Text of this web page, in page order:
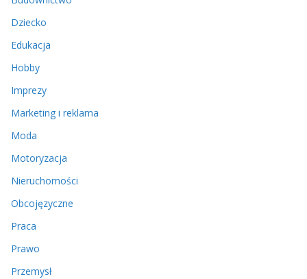
Dziecko
Edukacja
Hobby
Imprezy
Marketing i reklama
Moda
Motoryzacja
Nieruchomości
Obcojęzyczne
Praca
Prawo
Przemysł